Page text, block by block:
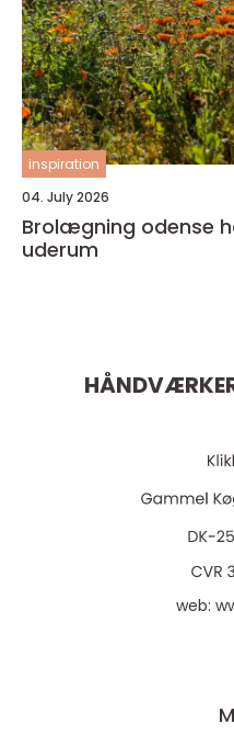
inspiration
04. July 2026
Brolægning odense holdbare og harmoniske
uderum
web: